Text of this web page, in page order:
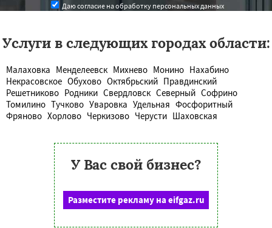
Даю согласие на обработку персональных данных
Услуги в следующих городах области:
Малаховка Менделеевск Михнево Монино Нахабино
Некрасовское Обухово Октябрьский Правдинский
Решетниково Родники Свердловск Северный Софрино
Томилино Тучково Уваровка Удельная Фосфоритный
Фряново Хорлово Черкизово Черусти Шаховская
У Вас свой бизнес?
Разместите рекламу на eifgaz.ru